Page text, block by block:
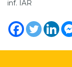
inf. IAR